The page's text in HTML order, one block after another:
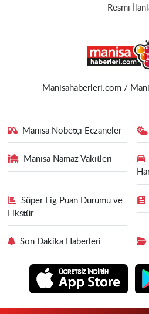
Resmi
Manisahaberleri.com /
Manisa Nöbetçi Eczaneler
Manisa Namaz Vakitleri
Süper Lig Puan Durumu ve
Fikstür
Son Dakika Haberleri